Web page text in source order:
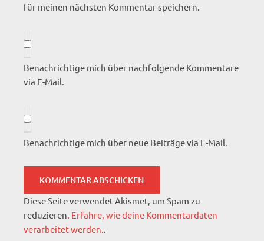
für meinen nächsten Kommentar speichern.
Benachrichtige mich über nachfolgende Kommentare
via E-Mail.
Benachrichtige mich über neue Beiträge via E-Mail.
Diese Seite verwendet Akismet, um Spam zu
reduzieren. Erfahre, wie deine Kommentardaten
verarbeitet werden..